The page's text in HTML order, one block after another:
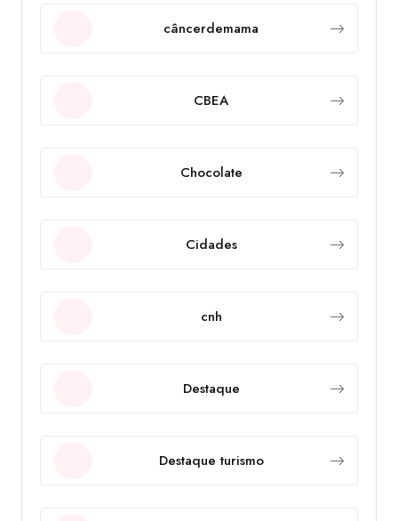
câncerdemama
CBEA
Chocolate
Cidades
cnh
Destaque
Destaque turismo